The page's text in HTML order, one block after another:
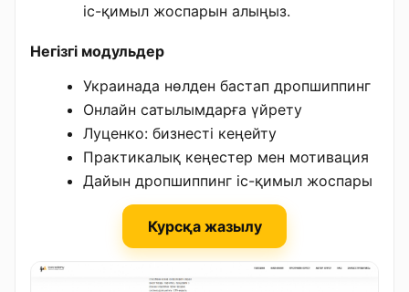
іс-қимыл жоспарын алыңыз.
Негізгі модульдер
Украинада нөлден бастап дропшиппинг
Онлайн сатылымдарға үйрету
Луценко: бизнесті кеңейту
Практикалық кеңестер мен мотивация
Дайын дропшиппинг іс-қимыл жоспары
Курсқа жазылу